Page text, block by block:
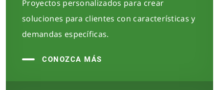
Proyectos personalizados para crear
soluciones para clientes con características y
demandas específicas.
CONOZCA MÁS